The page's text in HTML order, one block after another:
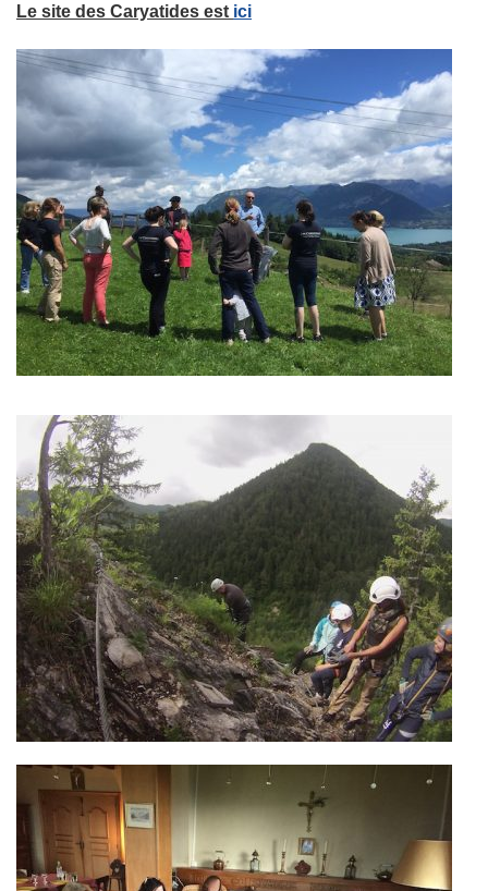
Le site des Caryatides est ici